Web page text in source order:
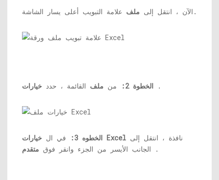
الآن ، انتقل إلى ملف علامة التبويب أعلى يسار الشاشة.
الخطوة 2: من ملف القائمة ، حدد خيارات .
الخطوه 3: في ال خيارات Excel
الجانب الأيسر من الجزء وانقر فوق متقدم .